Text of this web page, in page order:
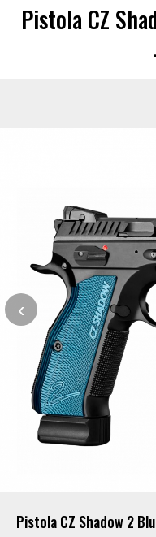
Pistola CZ
‹
Pistola CZ Shadow 2